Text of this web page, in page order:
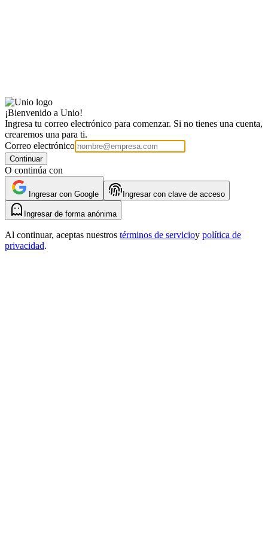
¡Bienvenido a Unio!
Ingresa tu correo electrónico para comenzar. Si no tienes una cuenta,
crearemos una para ti.
Correo electrónico
Continuar
O continúa con
Ingresar con Google Ingresar con clave de acceso
Ingresar de forma anónima
Al continuar, aceptas nuestros términos de servicioy política de
privacidad.